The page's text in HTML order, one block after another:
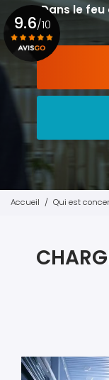
Dans le
9.6/10
Voir le certificat
Accueil Qui est